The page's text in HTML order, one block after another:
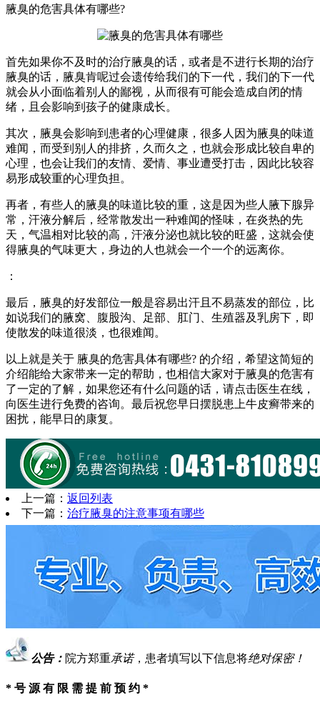
腋臭的危害具体有哪些?
首先如果你不及时的治疗腋臭的话，或者是不进行长期的治疗
腋臭的话，腋臭肯呢过会遗传给我们的下一代，我们的下一代
就会从小面临着别人的鄙视，从而很有可能会造成自闭的情
绪，且会影响到孩子的健康成长。
其次，腋臭会影响到患者的心理健康，很多人因为腋臭的味道
难闻，而受到别人的排挤，久而久之，也就会形成比较自卑的
心理，也会让我们的友情、爱情、事业遭受打击，因此比较容
易形成较重的心理负担。
再者，有些人的腋臭的味道比较的重，这是因为些人腋下腺异
常，汗液分解后，经常散发出一种难闻的怪味，在炎热的先
天，气温相对比较的高，汗液分泌也就比较的旺盛，这就会使
得腋臭的气味更大，身边的人也就会一个一个的远离你。
：
最后，腋臭的好发部位一般是容易出汗且不易蒸发的部位，比
如说我们的腋窝、腹股沟、足部、肛门、生殖器及乳房下，即
使散发的味道很淡，也很难闻。
以上就是关于 腋臭的危害具体有哪些? 的介绍，希望这简短的
介绍能给大家带来一定的帮助，也相信大家对于腋臭的危害有
了一定的了解，如果您还有什么问题的话，请点击医生在线，
向医生进行免费的咨询。最后祝您早日摆脱患上牛皮癣带来的
困扰，能早日的康复。
上一篇： 返回列表
下一篇： 治疗腋臭的注意事项有哪些
公告： 院方郑重承诺，患者填写以下信息将绝对保密！
* 号 源 有 限 需 提 前 预 约 *